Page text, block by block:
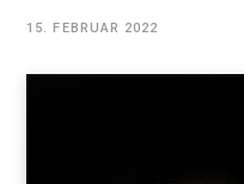
15. FEBRUAR 2022